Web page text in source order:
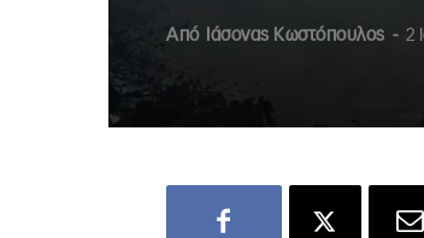
Από Ιάσονας Κωστόπουλος - 2